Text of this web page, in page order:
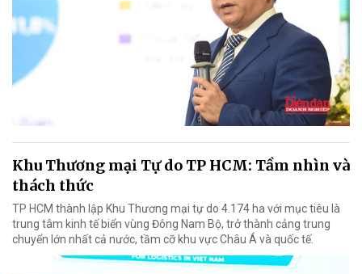
Khu Thương mại Tự do TP HCM: Tầm nhìn và
thách thức
TP HCM thành lập Khu Thương mại tự do 4.174 ha với mục tiêu là
trung tâm kinh tế biển vùng Đông Nam Bộ, trở thành cảng trung
chuyển lớn nhất cả nước, tầm cỡ khu vực Châu Á và quốc tế.